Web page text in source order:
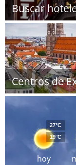
Buscar
Centros de
hoy
27°C
19°C